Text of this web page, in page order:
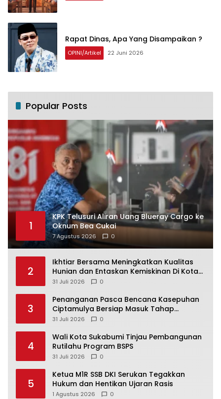
Rapat Dinas, Apa Yang Disampaikan ?
OPINI/Artikel 22 Juni 2026
Popular Posts
1
KPK Telusuri Aliran Uang Blueray Cargo ke
Oknum Bea Cukai
7 Agustus 2026 0
2
Ikhtiar Bersama Meningkatkan Kualitas
Hunian dan Entaskan Kemiskinan Di Kota
Sukabumi
31 Juli 2026 0
3
Penanganan Pasca Bencana Kasepuhan
Ciptamulya Bersiap Masuk Tahap
Rehabilitasi
31 Juli 2026 0
4
Wali Kota Sukabumi Tinjau Pembangunan
Rutilahu Program BSPS
31 Juli 2026 0
5
Ketua M1R SSB DKI Serukan Tegakkan
Hukum dan Hentikan Ujaran Rasis
1 Agustus 2026 0